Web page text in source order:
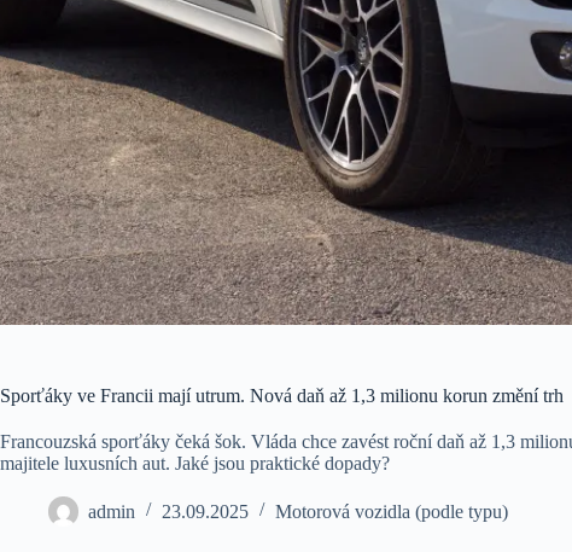
Sporťáky ve Francii mají utrum. Nová daň až 1,3 milionu korun změní trh
Francouzská sporťáky čeká šok. Vláda chce zavést roční daň až 1,3
majitele luxusních aut. Jaké jsou praktické dopady?
admin 23.09.2025 Motorová vozidla (podle typu)